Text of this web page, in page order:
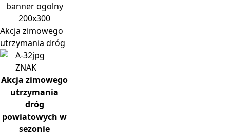
Akcja zimowego
utrzymania dróg
Akcja zimowego
utrzymania
dróg
powiatowych w
sezonie